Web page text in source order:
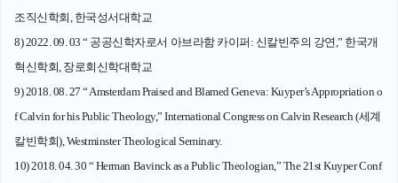
조직신학회, 한국성서대학교
8) 2022. 09. 03 “ 공공신학자로서 아브라함 카이퍼: 신칼빈주의 강연,” 한국개
혁신학회, 장로회신학대학교
9) 2018. 08. 27 “ Amsterdam Praised and Blamed Geneva: Kuyper’s Appropriation o
f Calvin for his Public Theology,” International Congress on Calvin Research (세계
칼빈학회), Westminster Theological Seminary.
10) 2018. 04. 30 “ Herman Bavinck as a Public Theologian,” The 21st Kuyper Conf